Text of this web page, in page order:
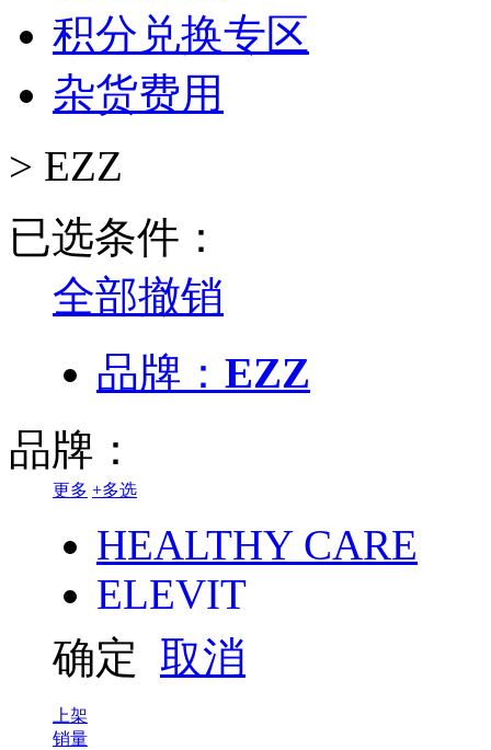
积分兑换专区
杂货费用
> EZZ
已选条件：
全部撤销
品牌： EZZ
品牌：
更多 +多选
HEALTHY CARE
ELEVIT
NATURES WAY
Life space
确定 取消
上架
销量